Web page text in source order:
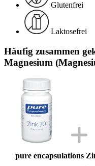
Glutenfrei
Laktosefrei
Häufig zusammen
Magnesium
pure encapsulations